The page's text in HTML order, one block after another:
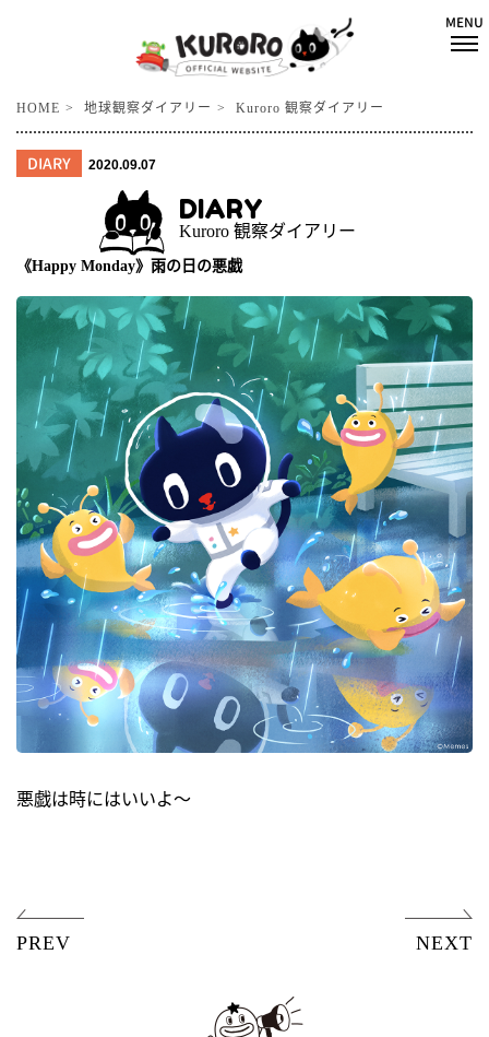
HOME 地球観察ダイアリー Kuroro 観察ダイアリー
DIARY 2020.09.07
DIARY
Kuroro 観察ダイアリー
《Happy Monday》雨の日の悪戯
悪戯は時にはいいよ～